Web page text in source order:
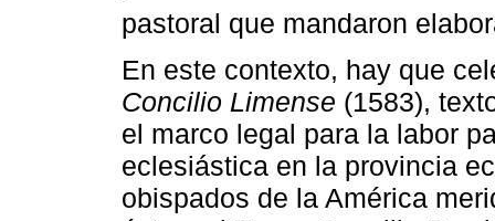
pastoral que mandaron
En este contexto, hay que
Concilio Limense (1583),
el marco legal para la labor
eclesiástica en la provincia
obispados de la América